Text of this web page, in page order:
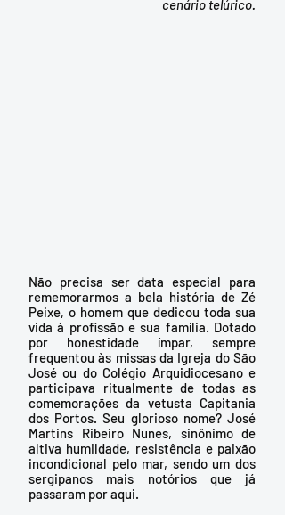
cenário telúrico.
Não precisa ser data especial para
rememorarmos a bela história de Zé
Peixe, o homem que dedicou toda sua
vida à profissão e sua família. Dotado
por honestidade ímpar, sempre
frequentou às missas da Igreja do São
José ou do Colégio Arquidiocesano e
participava ritualmente de todas as
comemorações da vetusta Capitania
dos Portos. Seu glorioso nome? José
Martins Ribeiro Nunes, sinônimo de
altiva humildade, resistência e paixão
incondicional pelo mar, sendo um dos
sergipanos mais notórios que já
passaram por aqui.